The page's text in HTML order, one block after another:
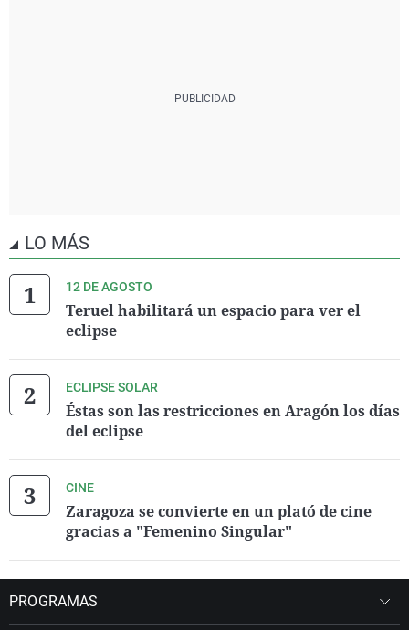
LO MÁS
12 DE AGOSTO
Teruel habilitará un espacio para ver el
eclipse
ECLIPSE SOLAR
Éstas son las restricciones en Aragón los días
del eclipse
CINE
Zaragoza se convierte en un plató de cine
gracias a "Femenino Singular"
PROGRAMAS